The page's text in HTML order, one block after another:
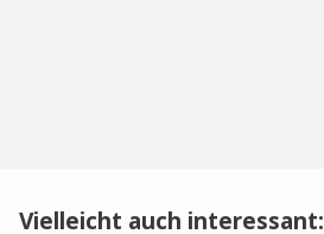
Vielleicht auch interessant: